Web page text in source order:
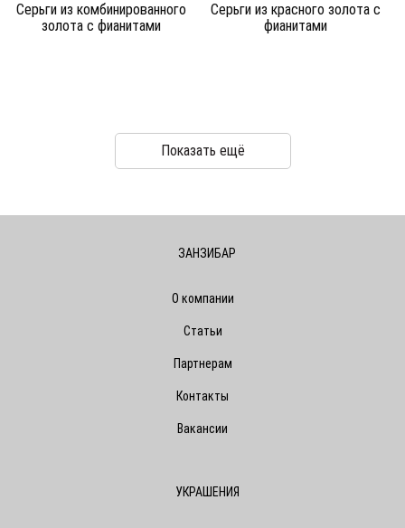
Серьги из комбинированного
золота c фианитами
Серьги из красного золота c
фианитами
Показать ещё
ЗАНЗИБАР
О компании
Статьи
Партнерам
Контакты
Вакансии
УКРАШЕНИЯ